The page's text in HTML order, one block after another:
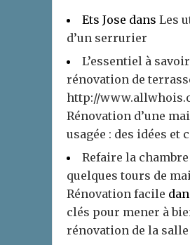
Ets Jose dans Les
d’un serrurier
L’essentiel à
rénovation de
http://
Rénovation d’une
usagée : des idées et
Refaire la
quelques tours de
Rénovation facile
clés pour mener à
rénovation de la salle